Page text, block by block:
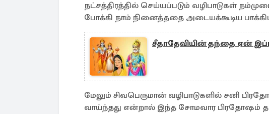
நட்சத்திரத்தில் செய்யப்படும் வழிபாடுகள்
போக்கி நாம் நினைத்ததை அடையக்கூடிய
சீதாதேவியின் தந்தை ஏன்
மேலும் சிவபெருமான் வழிபாடுகளில் சனி
வாய்ந்தது என்றால் இந்த சோமவார பிரதோஷம்